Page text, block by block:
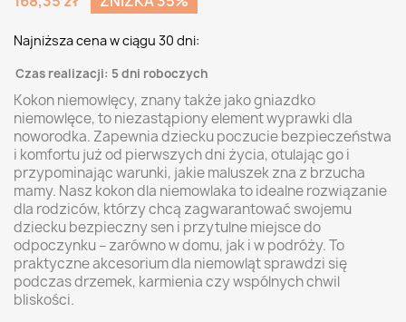
Najniższa cena w ciągu 30 dni:
Czas realizacji: 5 dni roboczych
Kokon niemowlęcy, znany także jako gniazdko
niemowlęce, to niezastąpiony element wyprawki dla
noworodka. Zapewnia dziecku poczucie bezpieczeństwa
i komfortu już od pierwszych dni życia, otulając go i
przypominając warunki, jakie maluszek zna z brzucha
mamy. Nasz kokon dla niemowlaka to idealne rozwiązanie
dla rodziców, którzy chcą zagwarantować swojemu
dziecku bezpieczny sen i przytulne miejsce do
odpoczynku – zarówno w domu, jak i w podróży. To
praktyczne akcesorium dla niemowląt sprawdzi się
podczas drzemek, karmienia czy wspólnych chwil
bliskości.